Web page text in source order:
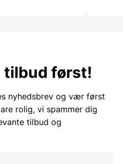
tilbud først!
nyhedsbrev og vær først
rolig, vi spammer dig
tilbud og